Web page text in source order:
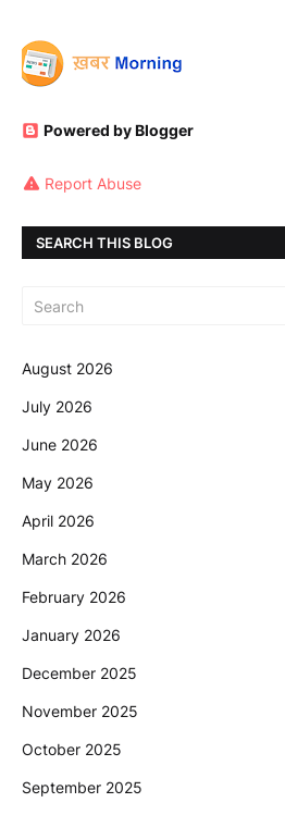
Powered by Blogger
Report Abuse
SEARCH THIS BLOG
August 2026
July 2026
June 2026
May 2026
April 2026
March 2026
February 2026
January 2026
December 2025
November 2025
October 2025
September 2025